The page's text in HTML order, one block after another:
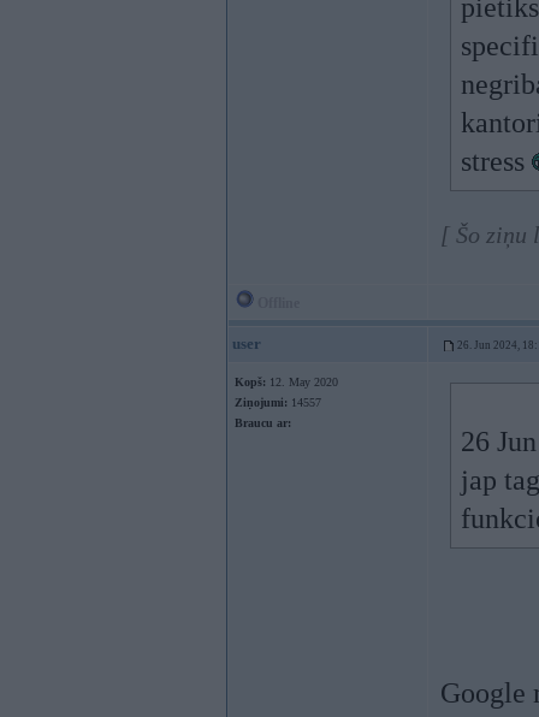
stress
[ Šo ziņu
user 26. Jun 2024,
Kopš: 12. May 2020
Ziņojumi: 14557
Braucu ar:
26
jap
Google